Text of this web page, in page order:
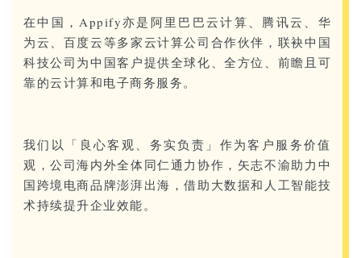
在中国，Appify亦是阿里巴巴云计算、腾讯云、华
为云、百度云等多家云计算公司合作伙伴，联袂中国
科技公司为中国客户提供全球化、全方位、前瞻且可
靠的云计算和电子商务服务。
我们以「良心客观、务实负责」作为客户服务价值
观，公司海内外全体同仁通力协作，矢志不渝助力中
国跨境电商品牌澎湃出海，借助大数据和人工智能技
术持续提升企业效能。